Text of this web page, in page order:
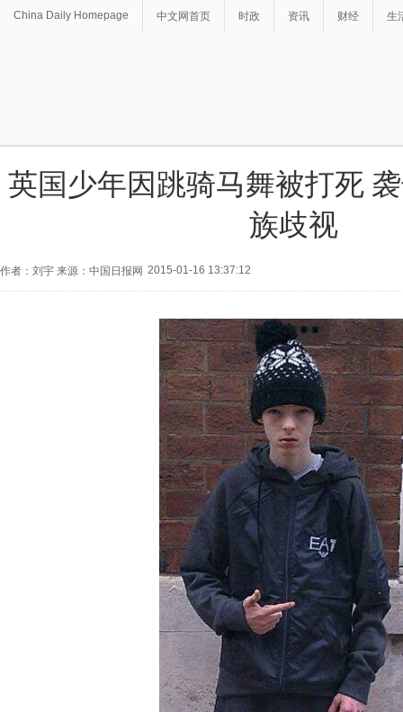
China Daily Homepage 中文网首页 时政 资讯 财经 生
英国少年因跳骑马舞被打死
族歧视
作者：刘宇 来源：中国日报网 2015-01-16 13:37:12